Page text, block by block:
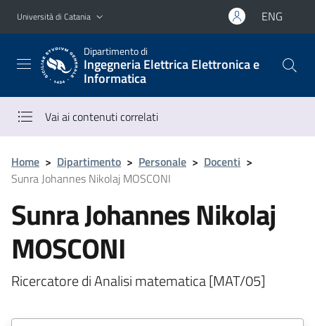
Vai al contenuto principale
Vai al menu di navigazione
Università di Catania ENG
Dipartimento di
Ingegneria Elettrica Elettronica e
Informatica
Vai ai contenuti correlati
Home > Dipartimento > Personale > Docenti >
Sunra Johannes Nikolaj MOSCONI
Sunra Johannes Nikolaj
MOSCONI
Ricercatore di Analisi matematica [MAT/05]